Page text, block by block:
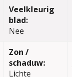
Veelkleurig
blad:
Nee
Zon /
schaduw:
Lichte